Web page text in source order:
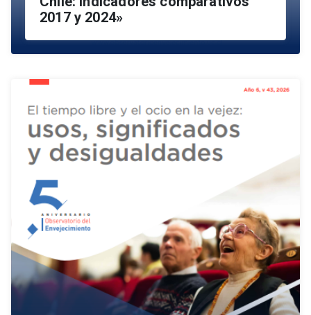
2017 y 2024»